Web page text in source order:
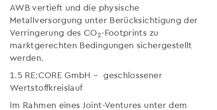
AWB vertieft und die physische
Metallversorgung unter Berücksichtigung der
Verringerung des CO2-Footprints zu
marktgerechten Bedingungen sichergestellt
werden.
1.5 RE:CORE GmbH – geschlossener
Wertstoffkreislauf
Im Rahmen eines Joint-Ventures unter dem